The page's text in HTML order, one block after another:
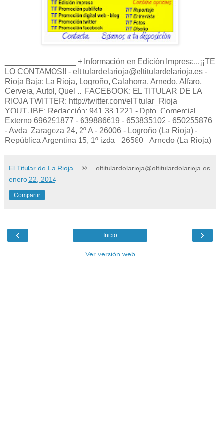
________________ + Información en Edición Impresa...¡¡TE
LO CONTAMOS!! - eltitulardelarioja@eltitulardelarioja.es -
Rioja Baja: La Rioja, Logroño, Calahorra, Arnedo, Alfaro,
Cervera, Autol, Quel ... FACEBOOK: EL TITULAR DE LA
RIOJA TWITTER: http://twitter.com/elTitular_Rioja
YOUTUBE: Redacción: 941 38 1221 - Dpto. Comercial
Externo 696291877 - 639886619 - 653835102 - 650255876
- Avda. Zaragoza 24, 2º A - 26006 - Logroño (La Rioja) -
República Argentina 15, 1º izda - 26580 - Arnedo (La Rioja)
El Titular de La Rioja -- ® -- eltitulardelarioja@eltitulardelarioja.es
enero 22, 2014
Compartir
‹ ›
Inicio
Ver versión web